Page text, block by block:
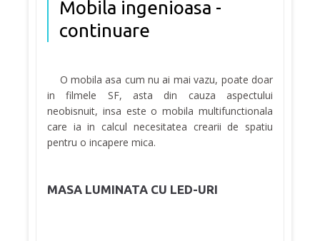
Mobila ingenioasa -
continuare
O mobila asa cum nu ai mai vazu, poate doar
in filmele SF, asta din cauza aspectului
neobisnuit, insa este o mobila multifunctionala
care ia in calcul necesitatea crearii de spatiu
pentru o incapere mica.
MASA LUMINATA CU LED-URI